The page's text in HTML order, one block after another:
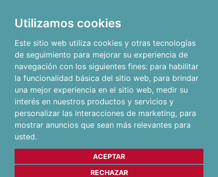
Utilizamos cookies
Este sitio web utiliza cookies y otras tecnologías
de seguimiento para mejorar su experiencia de
navegación con los siguientes fines: para habilitar
la funcionalidad básica del sitio web, para brindar
una mejor experiencia en el sitio web, medir su
interés en nuestros productos y servicios y
personalizar las interacciones de marketing, para
mostrar anuncios que sean más relevantes para
usted.
ACEPTAR
RECHAZAR